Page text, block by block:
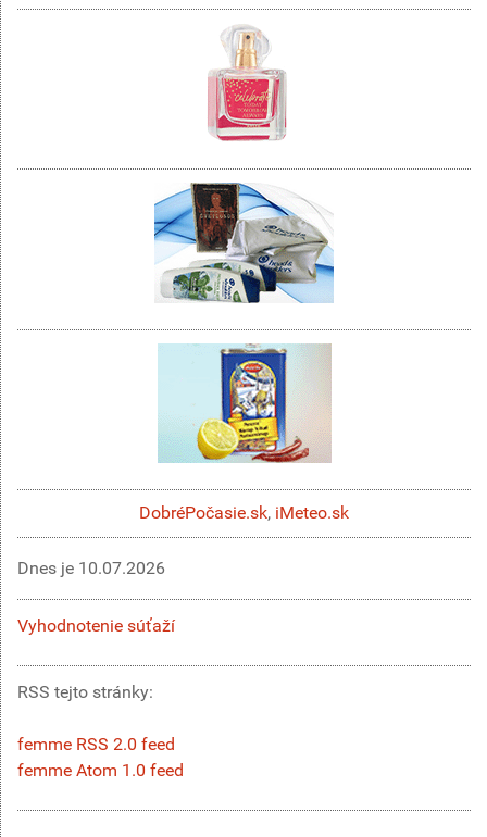
DobréPočasie.sk, iMeteo.sk
Dnes je 10.07.2026
Vyhodnotenie súťaží
RSS tejto stránky:
femme RSS 2.0 feed
femme Atom 1.0 feed